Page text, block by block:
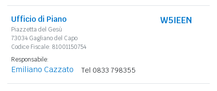
Ufficio di Piano
Piazzetta del Gesù
73034 Gagliano del Capo
Codice Fiscale: 81001150754
W5IEEN
Responsabile:
Emiliano Cazzato Tel 0833 798355